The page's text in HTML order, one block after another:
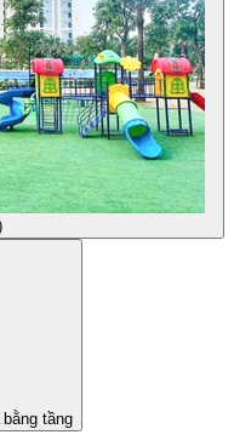
bằng tầng